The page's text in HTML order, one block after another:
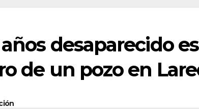
desaparecido
de un pozo en